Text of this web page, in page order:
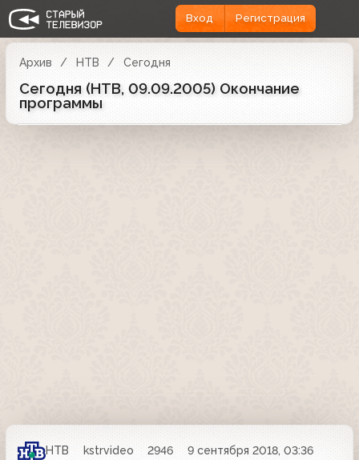
Вход Регистрация
Архив НТВ Сегодня
Сегодня (НТВ, 09.09.2005) Окончание
программы
НТВ kstrvideo 2946
9 сентября 2018, 03:36